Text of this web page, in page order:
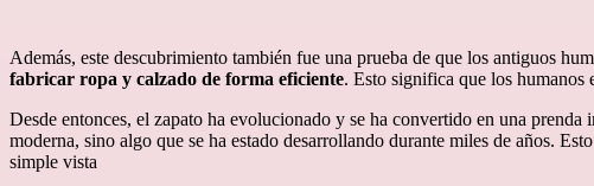
Además, este descubrimiento también fue una prueba de que los antiguos
fabricar ropa y calzado de forma eficiente. Esto significa que los humanos
Desde entonces, el zapato ha evolucionado y se ha convertido en una
moderna, sino algo que se ha estado desarrollando durante miles de años.
simple vista